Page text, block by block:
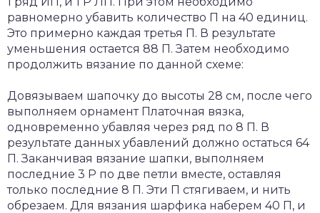
равномерно убавить количество П на 40 единиц.
Это примерно каждая третья П. В результате
уменьшения остается 88 П. Затем необходимо
продолжить вязание по данной схеме:
Довязываем шапочку до высоты 28 см, после чего
выполняем орнамент Платочная вязка,
одновременно убавляя через ряд по 8 П. В
результате данных убавлений должно остаться 64
П. Заканчивая вязание шапки, выполняем
последние 3 Р по две петли вместе, оставляя
только последние 8 П. Эти П стягиваем, и нить
обрезаем. Для вязания шарфика наберем 40 П, и